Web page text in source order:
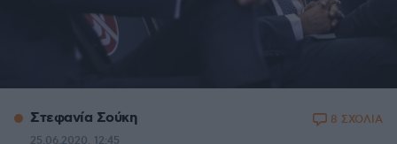
Στεφανία Σούκη
25.06.2020, 12:45
8 ΣΧΟΛΙΑ